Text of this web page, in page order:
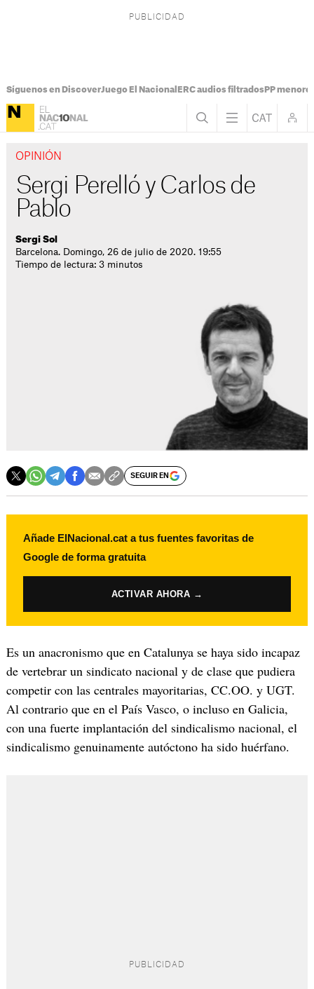
Síguenos en DiscoverJuego El Nacional ERC audios filtradosPP
OPINIÓN
Sergi Perelló y Carlos de
Pablo
Sergi Sol
Barcelona. Domingo, 26 de julio de 2020. 19:55
Tiempo de lectura: 3 minutos
SEGUIR EN
Añade ElNacional.cat a tus fuentes favoritas de
Google de forma gratuita
ACTIVAR AHORA →
Es un anacronismo que en Catalunya se haya sido incapaz
de vertebrar un sindicato nacional y de clase que pudiera
competir con las centrales mayoritarias, CC.OO. y UGT.
Al contrario que en el País Vasco, o incluso en Galicia,
con una fuerte implantación del sindicalismo nacional, el
sindicalismo genuinamente autóctono ha sido huérfano.